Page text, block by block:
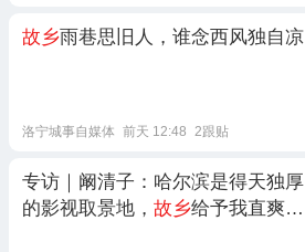
故乡雨巷思旧人，谁念西风独自凉
洛宁城事自媒体 前天 12:48 2跟贴
专访｜阚清子：哈尔滨是得天独厚
的影视取景地， 故乡给予我直爽底